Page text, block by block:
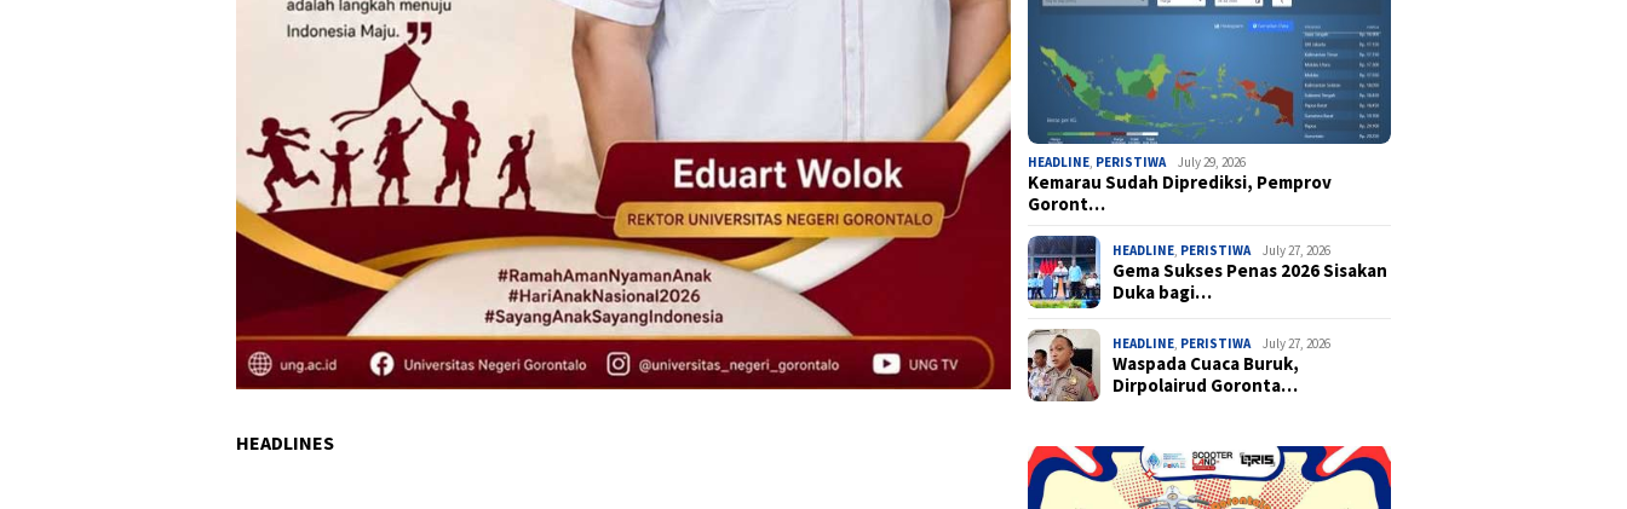
HEADLINES
HEADLINE, PERISTIWA July 29, 2026
Kemarau Sudah Diprediksi, Pemprov
Goront…
HEADLINE, PERISTIWA July 27, 2026
Gema Sukses Penas 2026 Sisakan
Duka bagi…
HEADLINE, PERISTIWA July 27, 2026
Waspada Cuaca Buruk,
Dirpolairud Goronta…